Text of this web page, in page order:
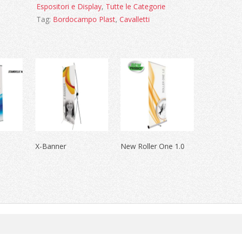
Espositori e Display, Tutte le Categorie
Tag: Bordocampo Plast, Cavalletti
X-Banner New Roller One 1.0